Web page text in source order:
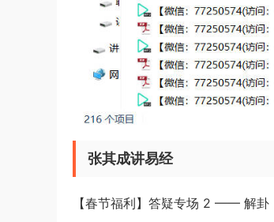
张其成讲易经
【春节福利】答疑专场 2 —— 解